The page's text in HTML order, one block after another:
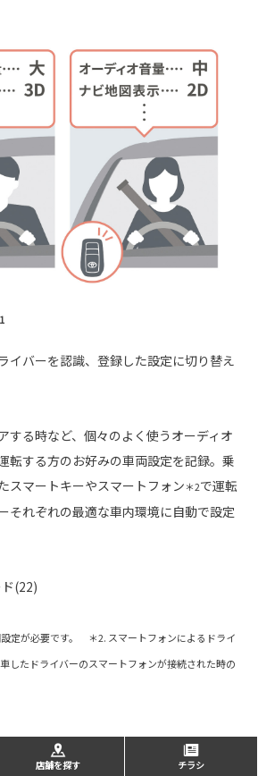
イバーを認識、登録した設定に切り替え
する時など、個々のよく使うオーディオ
転する方のお好みの車両設定を記録。乗
スマートキーやスマートフォン＊2で運転
それぞれの最適な車内環境に自動で設定
(22)
設定が必要です。 ＊2. スマートフォンによるドライ
したドライバーのスマートフォンが接続された時の
店舗を探す チラシ